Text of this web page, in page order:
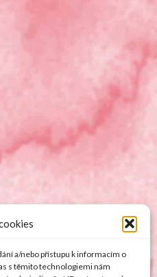
a/nebo přístupu k informacím o
s těmito technologiemi nám